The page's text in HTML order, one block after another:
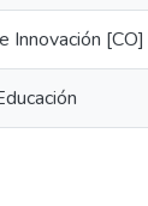
[CO]